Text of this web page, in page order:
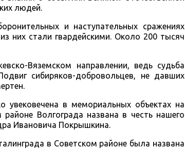
людей.
и наступательных сражениях
них стали гвардейскими. Около 200 тысяч
Вяземском направлении, ведь судьба
сибиряков-добровольцев, не давших
в мемориальных объектах на
Волгограда названа в честь нашего
Ивановича Покрышкина.
в Советском районе была названа